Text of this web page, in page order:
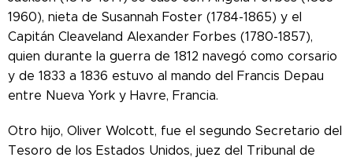
1960), nieta de Susannah Foster (1784-1865) y el
Capitán Cleaveland Alexander Forbes (1780-1857),
quien durante la guerra de 1812 navegó como corsario
y de 1833 a 1836 estuvo al mando del Francis Depau
entre Nueva York y Havre, Francia.
Otro hijo, Oliver Wolcott, fue el segundo Secretario del
Tesoro de los Estados Unidos, juez del Tribunal de